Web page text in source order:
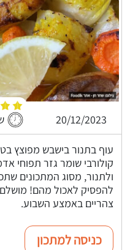
20/12/2023
עוף בתנור בישבש מפוצץ
קולורבי שומר גזר תפוחי
ולתנור, מסוג המתכונים
להפסיק לאכול מהם!
צהריים באמצע השבוע.
כניסה למתכון